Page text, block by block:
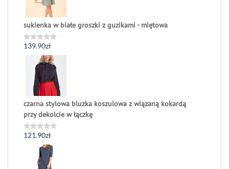
sukienka w białe groszki z guzikami - miętowa
Oceniono
139.90zł
czarna stylowa bluzka koszulowa z wiązaną kokardą
przy dekolcie w łączkę
Oceniono
121.90zł